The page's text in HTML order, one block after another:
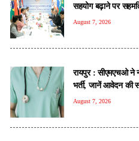
सहयोग बढ़ाने पर
August 7, 2026
रायपुर : सीएमएचओ ने
भर्ती, जानें आवेदन की
August 7, 2026